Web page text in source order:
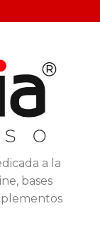
a la
bases